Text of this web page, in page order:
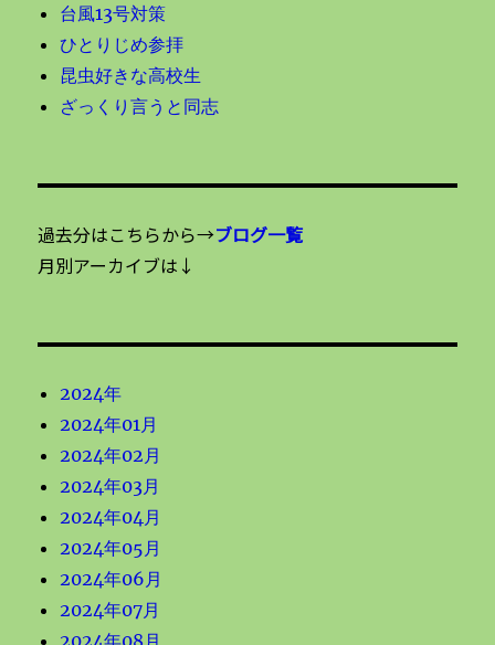
台風13号対策
ひとりじめ参拝
昆虫好きな高校生
ざっくり言うと同志
過去分はこちらから→ブログ一覧
月別アーカイブは↓
2024年
2024年01月
2024年02月
2024年03月
2024年04月
2024年05月
2024年06月
2024年07月